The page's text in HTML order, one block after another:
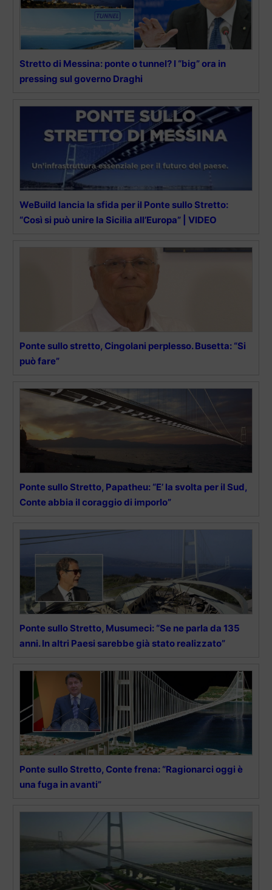
Stretto di Messina: ponte o tunnel? I “big” ora in
pressing sul governo Draghi
WeBuild lancia la sfida per il Ponte sullo Stretto:
“Così si può unire la Sicilia all’Europa” | VIDEO
Ponte sullo stretto, Cingolani perplesso. Busetta: “Si
può fare”
Ponte sullo Stretto, Papatheu: “E’ la svolta per il Sud,
Conte abbia il coraggio di imporlo”
Ponte sullo Stretto, Musumeci: “Se ne parla da 135
anni. In altri Paesi sarebbe già stato realizzato”
Ponte sullo Stretto, Conte frena: “Ragionarci oggi è
una fuga in avanti”